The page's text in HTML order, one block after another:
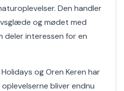
Den handler
og mødet med
deler interessen for en
og Oren Keren har
bliver endnu